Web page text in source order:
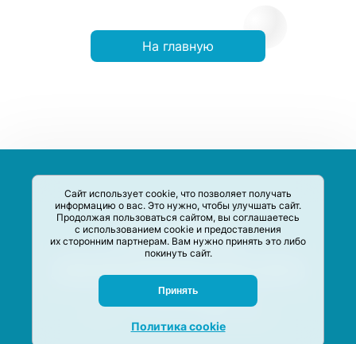
Сайт использует cookie, что позволяет получать
информацию о вас. Это нужно, чтобы улучшать сайт.
Продолжая пользоваться сайтом, вы соглашаетесь
с использованием cookie и предоставления
их сторонним партнерам. Вам нужно принять это либо
покинуть сайт.
Принять
Политика cookie
На главную
систематизации акций и скидок на товары и услуги в РФ
Задать вопрос
© M-Social production 2020 –2026